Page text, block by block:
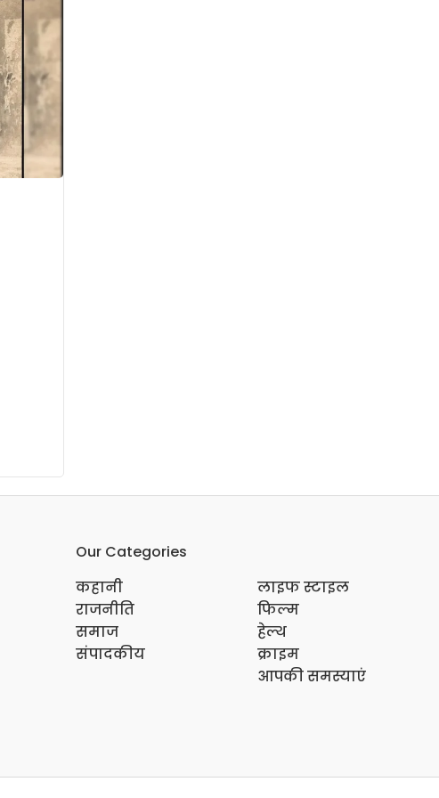
Our Categories
कहानी
राजनीति
समाज
संपादकीय
लाइफ स्टाइल
फिल्म
हेल्थ
क्राइम
आपकी समस्याएं